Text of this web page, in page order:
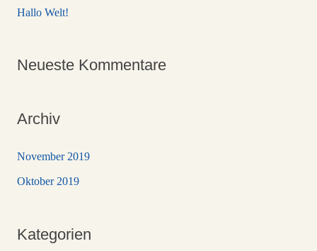
c
Hallo Welt!
Neueste Kommentare
Archiv
November 2019
Oktober 2019
Kategorien